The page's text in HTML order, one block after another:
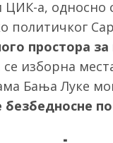
ЦИК-а, односно
политичког
простора
се изборна
Бања Луке